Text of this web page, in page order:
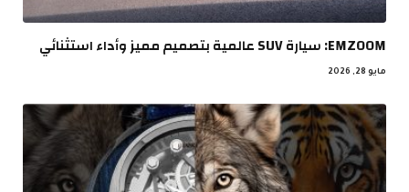
EMZOOM: سيارة SUV عالمية بتصميم مميز وأداء استثنائي
مايو 28, 2026